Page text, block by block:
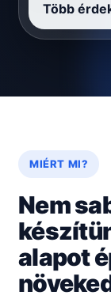
Több
MIÉRT MI?
Nem
alapot